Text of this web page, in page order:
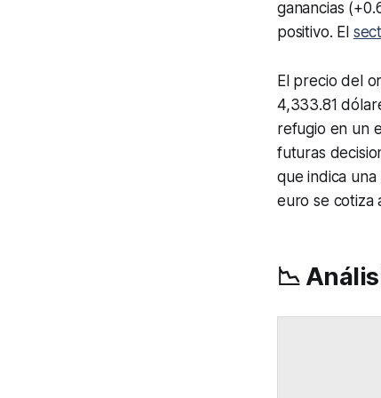
ganancias
positivo. El
El precio del
4,333.81
refugio en un
futuras
que indica
euro se cotiza
📉